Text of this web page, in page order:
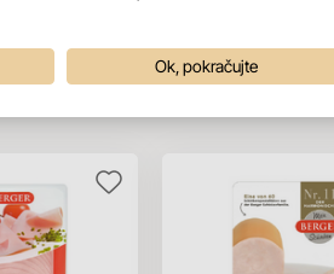
sa vám páčiť
Ok, pokračujte